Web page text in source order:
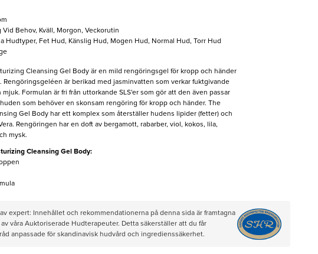
Behov, Kväll, Morgon, Veckorutin
Hudtyper, Fet Hud, Känslig Hud, Mogen Hud, Normal Hud, Torr Hud
Cleansing Gel Body är en mild rengöringsgel för kropp och händer
Rengöringsgeléen är berikad med jasminvatten som verkar fuktgivande
Formulan är fri från uttorkande SLS'er som gör att den även passar
som behöver en skonsam rengöring för kropp och händer. The
Gel Body har ett komplex som återställer hudens lipider (fetter) och
Rengöringen har en doft av bergamott, rabarber, viol, kokos, lila,
mysk.
Cleansing Gel Body:
expert: Innehållet och rekommendationerna på denna sida är framtagna
våra Auktoriserade Hudterapeuter. Detta säkerställer att du får
anpassade för skandinavisk hudvård och ingredienssäkerhet.